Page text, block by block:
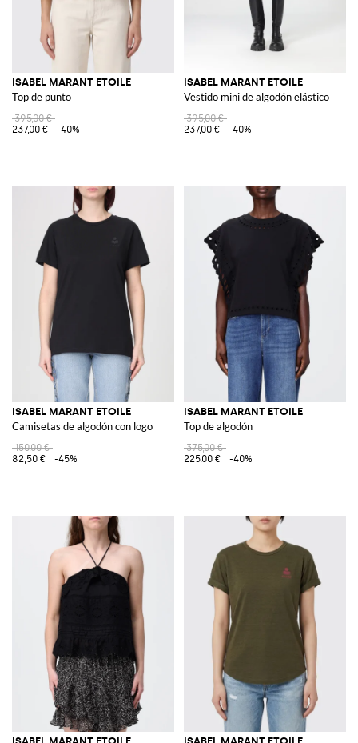
ISABEL MARANT ETOILE
Top de punto
395,00 €
237,00 €
-40%
ISABEL MARANT ETOILE
Vestido mini de algodón elástico
395,00 €
237,00 €
-40%
ISABEL MARANT ETOILE
Camisetas de algodón con logo
150,00 €
82,50 €
-45%
ISABEL MARANT ETOILE
Top de algodón
375,00 €
225,00 €
-40%